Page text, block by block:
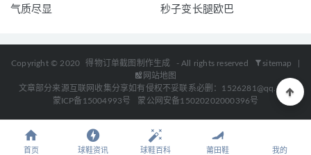
气质尽显
秒子变长腿欧巴
Copyright © 2020 得物订单截图制作生成 - All rights reserved sitemap
网站地图
文章部分来源互联网收集分享如有侵权不妥联系必删：1526281@qq.com
蒙ICP备15004993号
蒙公网安备15020202000396号
首页 球鞋资讯 球鞋百科 莆田鞋 我的